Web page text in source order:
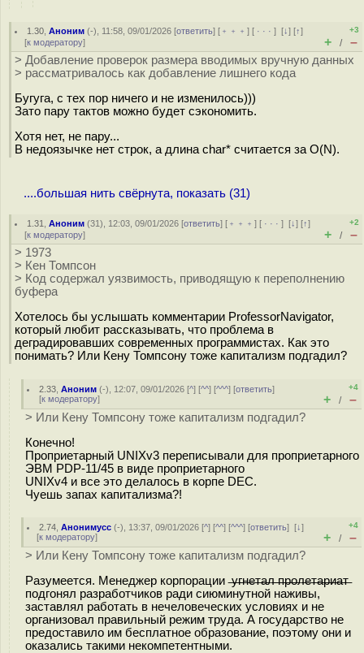
1.30 ,Аноним (-), 11:58, 09/01/2026 [ответить] [ ﹢﹢﹢] [ · · ·][↓] [↑]
[к модератору]
+3
+ / –
> Добавление проверок размера вводимых вручную данных
> рассматривалось как добавление лишнего кода
Бугуга, с тех пор ничего и не изменилось)))
Зато пару тактов можно будет сэкономить.
Хотя нет, не пару...
В недоязычке нет строк, а длина char* считается за O(N).
....большая нить свёрнута, показать (31)
1.31 ,Аноним (31), 12:03, 09/01/2026 [ответить] [ ﹢﹢﹢] [ · · ·][↓] [↑]
[к модератору]
+2
+ / –
> 1973
> Кен Томпсон
> Код содержал уязвимость, приводящую к переполнению
буфера
Хотелось бы услышать комментарии ProfessorNavigator,
который любит рассказывать, что проблема в
деградировавших современных программистах. Как это
понимать? Или Кену Томпсону тоже капитализм подгадил?
2.33 ,Аноним (-), 12:07, 09/01/2026 [^] [^^] [^^^] [ответить]
[к модератору]
+4
+ / –
> Или Кену Томпсону тоже капитализм подгадил?
Конечно!
Проприетарный UNIXv3 переписывали для проприетарного
ЭВМ PDP-11/45 в виде проприетарного
UNIXv4 и все это делалось в корпе DEC.
Чуешь запах капитализма?!
2.74 ,Анонимусс (-), 13:37, 09/01/2026 [^] [^^] [^^^] [ответить][↓]
[к модератору]
+4
+ / –
> Или Кену Томпсону тоже капитализм подгадил?
Разумеется. Менеджер корпорации ̶у̶г̶н̶е̶т̶а̶л̶ ̶п̶р̶о̶л̶е̶т̶а̶р̶и̶а̶т̶
подгонял разработчиков ради сиюминутной наживы,
заставлял работать в нечеловеческих условиях и не
организовал правильный режим труда. А государство не
предоставило им бесплатное образование, поэтому они и
оказались такими некомпетентными.